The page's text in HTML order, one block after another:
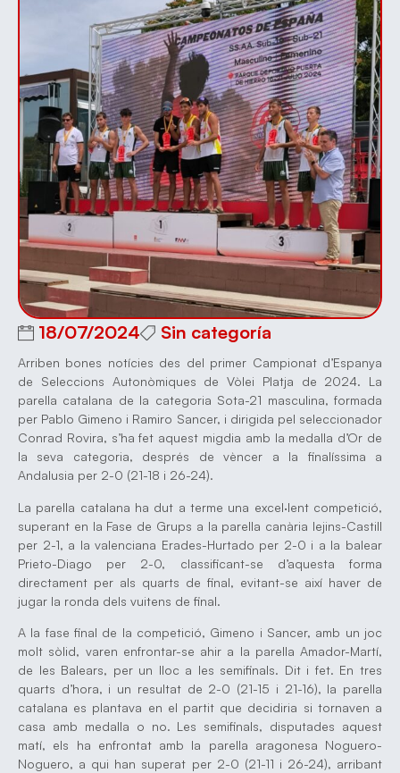
18/07/2024 Sin categoría
Arriben bones notícies des del primer Campionat d’Espanya
de Seleccions Autonòmiques de Vòlei Platja de 2024. La
parella catalana de la categoria Sota-21 masculina, formada
per Pablo Gimeno i Ramiro Sancer, i dirigida pel seleccionador
Conrad Rovira, s’ha fet aquest migdia amb la medalla d’Or de
la seva categoria, després de vèncer a la finalíssima a
Andalusia per 2-0 (21-18 i 26-24).
La parella catalana ha dut a terme una excel·lent competició,
superant en la Fase de Grups a la parella canària Iejins-Castill
per 2-1, a la valenciana Erades-Hurtado per 2-0 i a la balear
Prieto-Diago per 2-0, classificant-se d’aquesta forma
directament per als quarts de final, evitant-se així haver de
jugar la ronda dels vuitens de final.
A la fase final de la competició, Gimeno i Sancer, amb un joc
molt sòlid, varen enfrontar-se ahir a la parella Amador-Martí,
de les Balears, per un lloc a les semifinals. Dit i fet. En tres
quarts d’hora, i un resultat de 2-0 (21-15 i 21-16), la parella
catalana es plantava en el partit que decidiria si tornaven a
casa amb medalla o no. Les semifinals, disputades aquest
matí, els ha enfrontat amb la parella aragonesa Noguero-
Noguero, a qui han superat per 2-0 (21-11 i 26-24), arribant